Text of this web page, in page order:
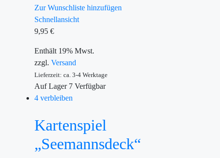
Zur Wunschliste hinzufügen
Schnellansicht
9,95 €
Enthält 19% Mwst.
zzgl. Versand
Lieferzeit: ca. 3-4 Werktage
Auf Lager7 Verfügbar
4 verbleiben
Kartenspiel
„Seemannsdeck“